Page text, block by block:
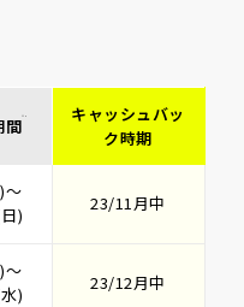
間※2
キャッシュバッ
ク時期
～
)
23/11月中
～
)
23/12月中